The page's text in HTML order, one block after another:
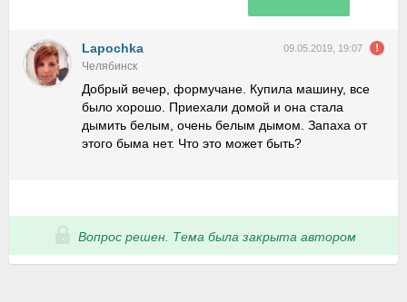
Lapochka 09.05.2019, 19:07
Челябинск
Добрый вечер, формучане. Купила машину, все
было хорошо. Приехали домой и она стала
дымить белым, очень белым дымом. Запаха от
этого быма нет. Что это может быть?
Вопрос решен. Тема была закрыта автором